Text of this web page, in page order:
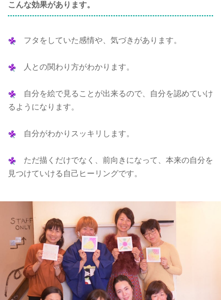
こんな効果があります。
フタをしていた感情や、気づきがあります。
人との関わり方がわかります。
自分を絵で見ることが出来るので、自分を認めていけ
るようになります。
自分がわかりスッキリします。
ただ描くだけでなく、前向きになって、本来の自分を
見つけていける自己ヒーリングです。